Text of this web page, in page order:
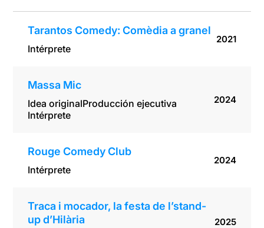
Tarantos Comedy: Comèdia a granel
Intérprete
2021
Massa Mic
Idea originalProducción ejecutiva
Intérprete
2024
Rouge Comedy Club
Intérprete
2024
Traca i mocador, la festa de l’stand-
up d’Hilària
2025